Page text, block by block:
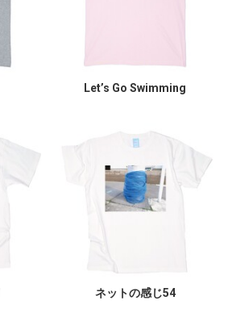
Let’s Go Swimming
ネットの感じ54